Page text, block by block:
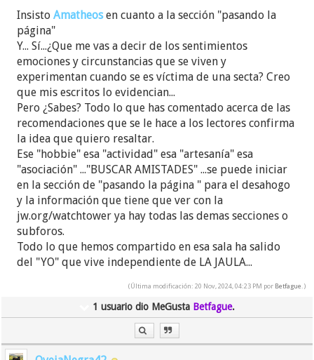
si no posee un empleo, que busque un hobbie o
una actividad que le guste como leer, hacer
deporte, tejer a mano, hacer artesanías, o ser parte
de una asociación o buscar amistades que te
apoyen en el proceso de sanación. La idea es
reafirmar el concepto de que no estamos solo y que
este como uno este puede seguir adelante.
InsistoAmatheosen cuanto a la sección "pasando la
página"
Y... Sí...¿Que me vas a decir de los sentimientos
emociones y circunstancias que se viven y
experimentan cuando se es víctima de una secta? Creo
que mis escritos lo evidencian...
Pero ¿Sabes? Todo lo que has comentado acerca de las
recomendaciones que se le hace a los lectores confirma
la idea que quiero resaltar.
Ese "hobbie" esa "actividad" esa "artesanía" esa
"asociación" ..."BUSCAR AMISTADES" ...se puede iniciar
en la sección de "pasando la página " para el desahogo
y la información que tiene que ver con la
jw.org/watchtower ya hay todas las demas secciones o
subforos.
Todo lo que hemos compartido en esa sala ha salido
del "YO" que vive independiente de LA JAULA...
(Última modificación: 20 Nov, 2024, 04:23 PM por Betfague.)
1 usuario dio MeGusta Betfague.